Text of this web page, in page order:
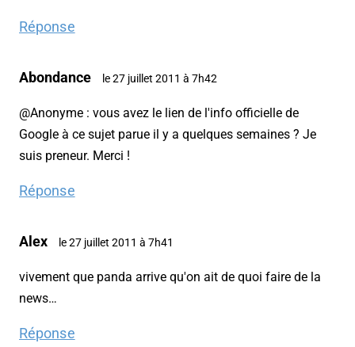
Réponse
Abondance le 27 juillet 2011 à 7h42
@Anonyme : vous avez le lien de l'info officielle de
Google à ce sujet parue il y a quelques semaines ? Je
suis preneur. Merci !
Réponse
Alex le 27 juillet 2011 à 7h41
vivement que panda arrive qu'on ait de quoi faire de la
news…
Réponse